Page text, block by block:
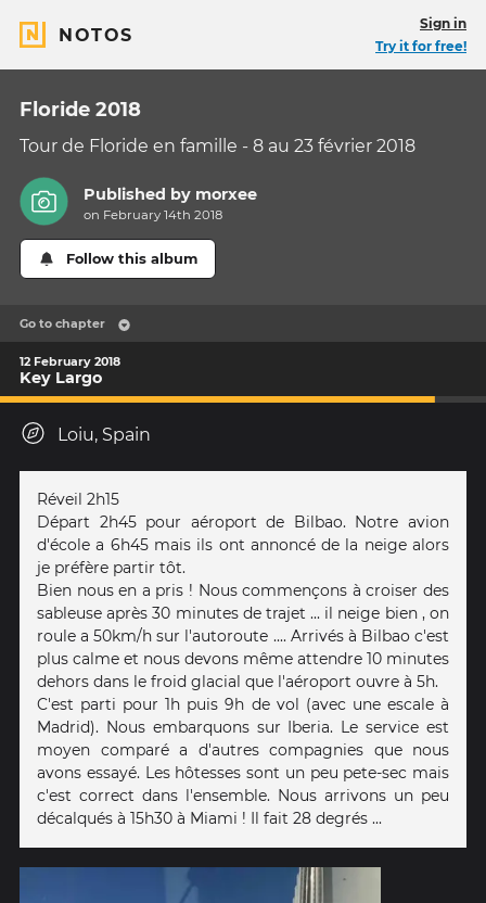
NOTOS
Sign in
Try it for free!
Floride 2018
Tour de Floride en famille - 8 au 23 février 2018
Published by morxee
on February 14th 2018
Follow this album
Go to chapter
12 February 2018
Key Largo
Loiu, Spain
Réveil 2h15
Départ 2h45 pour aéroport de Bilbao. Notre avion
d'école a 6h45 mais ils ont annoncé de la neige alors
je préfère partir tôt.
Bien nous en a pris ! Nous commençons à croiser des
sableuse après 30 minutes de trajet ... il neige bien , on
roule a 50km/h sur l'autoroute .... Arrivés à Bilbao c'est
plus calme et nous devons même attendre 10 minutes
dehors dans le froid glacial que l'aéroport ouvre à 5h.
C'est parti pour 1h puis 9h de vol (avec une escale à
Madrid). Nous embarquons sur Iberia. Le service est
moyen comparé a d'autres compagnies que nous
avons essayé. Les hôtesses sont un peu pete-sec mais
c'est correct dans l'ensemble. Nous arrivons un peu
décalqués à 15h30 à Miami ! Il fait 28 degrés ...